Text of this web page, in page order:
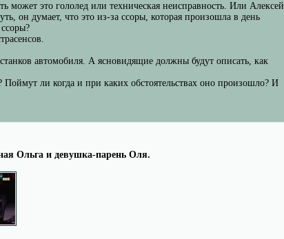
может это гололед или техническая неисправность. Или Алексей
он думает, что это из-за ссоры, которая произошла в день
автомобиля. А ясновидящие должны будут описать, как
ли когда и при каких обстоятельствах оно произошло? И
Ольга и девушка-парень Оля.